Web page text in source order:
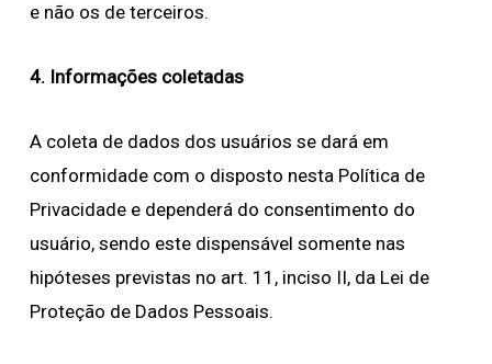
e não os de terceiros.
4. Informações coletadas
A coleta de dados dos usuários se dará em
conformidade com o disposto nesta Política de
Privacidade e dependerá do consentimento do
usuário, sendo este dispensável somente nas
hipóteses previstas no art. 11, inciso II, da Lei de
Proteção de Dados Pessoais.